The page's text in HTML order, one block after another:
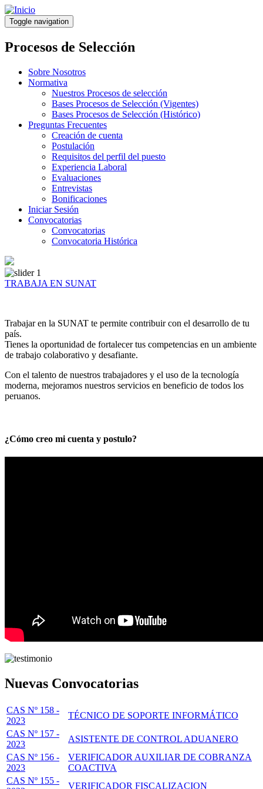
Pasar
al
contenido
principal
Toggle navigation
Procesos de Selección
Sobre Nosotros
Normativa
Nuestros Procesos de selección
Bases Procesos de Selección (Vigentes)
Bases Procesos de Selección (Histórico)
Preguntas Frecuentes
Creación de cuenta
Postulación
Requisitos del perfil del puesto
Experiencia Laboral
Evaluaciones
Entrevistas
Bonificaciones
Iniciar Sesión
Convocatorias
Convocatorias
Convocatoria Histórica
TRABAJA EN SUNAT
Trabajar en la SUNAT te permite contribuir con el desarrollo de tu
país.
Tienes la oportunidad de fortalecer tus competencias en un ambiente
de trabajo colaborativo y desafiante.
Con el talento de nuestros trabajadores y el uso de la tecnología
moderna, mejoramos nuestros servicios en beneficio de todos los
peruanos.
¿Cómo creo mi cuenta y postulo?
Nuevas Convocatorias
CAS Nº 158 -
2023
TÉCNICO DE SOPORTE INFORMÁTICO
CAS Nº 157 -
2023
ASISTENTE DE CONTROL ADUANERO
CAS Nº 156 -
2023
VERIFICADOR AUXILIAR DE COBRANZA
COACTIVA
CAS Nº 155 -
VERIFICADOR FISCALIZACION